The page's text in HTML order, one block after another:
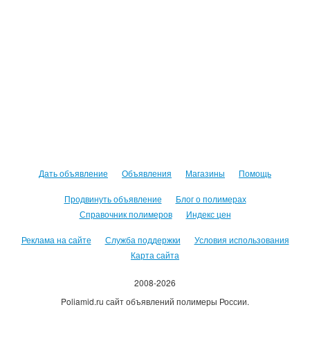
Дать объявление Объявления Магазины Помощь
Продвинуть объявление
Блог о полимерах
Справочник полимеров
Индекс цен
Реклама на сайте Служба поддержки
Условия использования
Карта сайта
2008-2026
Poliamid.ru сайт объявлений полимеры России.